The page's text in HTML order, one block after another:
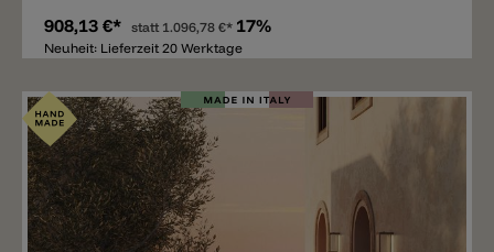
908,13 €* statt 1.096,78 €* 17%
Neuheit: Lieferzeit 20 Werktage